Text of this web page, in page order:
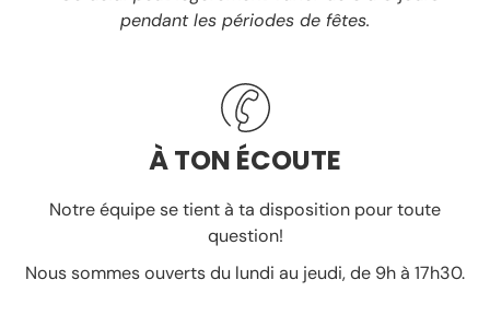
pendant les périodes de fêtes.
À TON ÉCOUTE
Notre équipe se tient à ta disposition pour toute
question!
Nous sommes ouverts du lundi au jeudi, de 9h à 17h30.